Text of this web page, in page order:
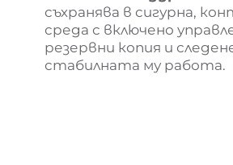
съхранява в сигурна,
среда с включено
резервни копия и
стабилната му работа.